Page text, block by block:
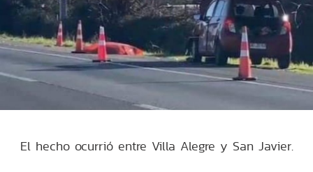
El hecho ocurrió entre Villa Alegre y San Javier.